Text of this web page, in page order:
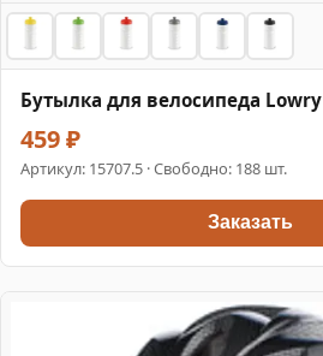
Бутылка для велосипеда Lowry
459 ₽
Артикул: 15707.5 · Свободно: 188 шт.
Заказать